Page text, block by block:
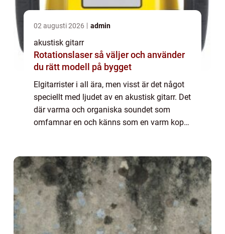
02 augusti 2026 admin
akustisk gitarr
Rotationslaser så väljer och använder
du rätt modell på bygget
Elgitarrister i all ära, men visst är det något
speciellt med ljudet av en akustisk gitarr. Det
där varma och organiska soundet som
omfamnar en och känns som en varm kopp